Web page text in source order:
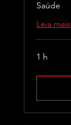
Saúde
Leia mais
1 h